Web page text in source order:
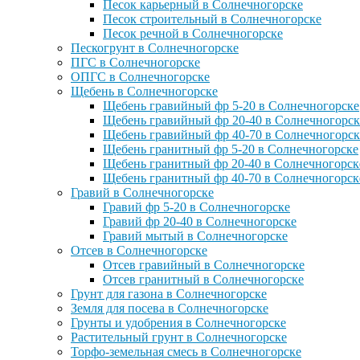
Песок карьерный в Солнечногорске
Песок строительный в Солнечногорске
Песок речной в Солнечногорске
Пескогрунт в Солнечногорске
ПГС в Солнечногорске
ОПГС в Солнечногорске
Щебень в Солнечногорске
Щебень гравийный фр 5-20 в Солнечногорске
Щебень гравийный фр 20-40 в
Щебень гравийный фр 40-70 в
Щебень гранитный фр 5-20 в Солнечногорске
Щебень гранитный фр 20-40 в
Щебень гранитный фр 40-70 в
Гравий в Солнечногорске
Гравий фр 5-20 в Солнечногорске
Гравий фр 20-40 в Солнечногорске
Гравий мытый в Солнечногорске
Отсев в Солнечногорске
Отсев гравийный в Солнечногорске
Отсев гранитный в Солнечногорске
Грунт для газона в Солнечногорске
Земля для посева в Солнечногорске
Грунты и удобрения в Солнечногорске
Растительный грунт в Солнечногорске
Торфо-земельная смесь в Солнечногорске